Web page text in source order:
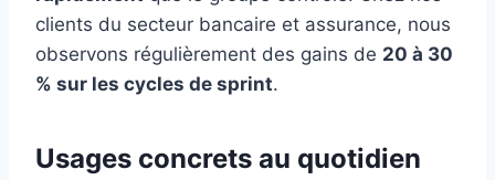
clients du secteur bancaire et assurance, nous
observons régulièrement des gains de 20 à 30
% sur les cycles de sprint.
Usages concrets au quotidien